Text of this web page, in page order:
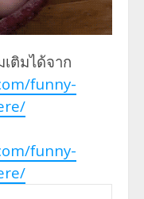
ติมได้จาก
funny-
funny-